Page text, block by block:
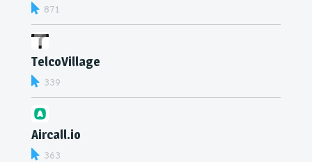
871
TelcoVillage
339
Aircall.io
363